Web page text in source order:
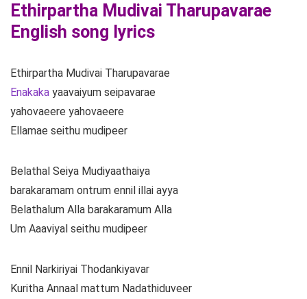
Ethirpartha Mudivai Tharupavarae
English song lyrics
Ethirpartha Mudivai Tharupavarae
Enakaka yaavaiyum seipavarae
yahovaeere yahovaeere
Ellamae seithu mudipeer
Belathal Seiya Mudiyaathaiya
barakaramam ontrum ennil illai ayya
Belathalum Alla barakaramum Alla
Um Aaaviyal seithu mudipeer
Ennil Narkiriyai Thodankiyavar
Kuritha Annaal mattum Nadathiduveer